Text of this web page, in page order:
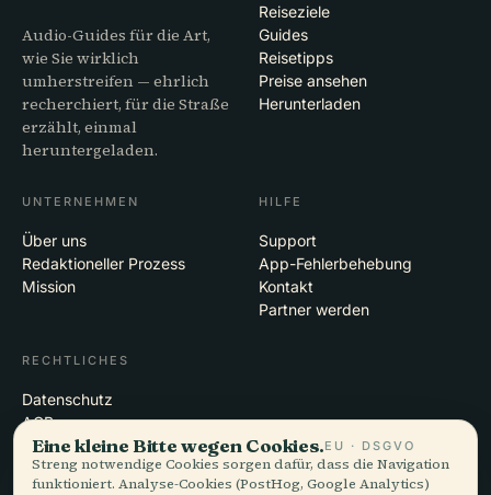
Audio-Guides für die Art,
wie Sie wirklich
umherstreifen — ehrlich
recherchiert, für die Straße
erzählt, einmal
heruntergeladen.
Reiseziele
Guides
Reisetipps
Preise ansehen
Herunterladen
UNTERNEHMEN
Über uns
Redaktioneller Prozess
Mission
HILFE
Support
App-Fehlerbehebung
Kontakt
Partner werden
RECHTLICHES
Datenschutz
AGB
Cookie-Einstellungen
Konto löschen
Eine kleine Bitte wegen Cookies.EU · DSGVO
Streng notwendige Cookies sorgen dafür, dass die Navigation
funktioniert. Analyse-Cookies (PostHog, Google Analytics)